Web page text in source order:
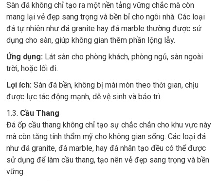
Sàn đá không chỉ tạo ra một nền tảng vững chắc mà còn
mang lại vẻ đẹp sang trọng và bền bỉ cho ngôi nhà. Các loại
đá tự nhiên như đá granite hay đá marble thường được sử
dụng cho sàn, giúp không gian thêm phần lộng lẫy.
Ứng dụng: Lát sàn cho phòng khách, phòng ngủ, sàn ngoài
trời, hoặc lối đi.
Lợi ích: Sàn đá bền, không bị mài mòn theo thời gian, chịu
được lực tác động mạnh, dễ vệ sinh và bảo trì.
1.3. Cầu Thang
Đá ốp cầu thang không chỉ tạo sự chắc chắn cho khu vực này
mà còn tăng tính thẩm mỹ cho không gian sống. Các loại đá
như đá granite, đá marble, hay đá nhân tạo đều có thể được
sử dụng để làm cầu thang, tạo nên vẻ đẹp sang trọng và bền
vững.